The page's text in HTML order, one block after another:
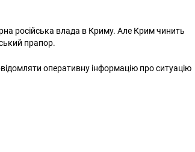
російська влада в Криму. Але Крим чинить
прапор.
оперативну інформацію про ситуацію